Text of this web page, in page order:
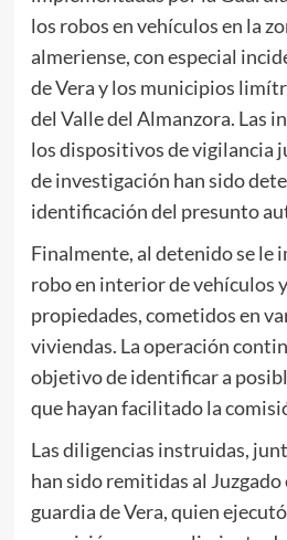
los robos en vehículos en la
almeriense, con especial
de Vera y los municipios
del Valle del Almanzora. Las
los dispositivos de vigilancia
de investigación han sido
identificación del presunto
Finalmente, al detenido se le
robo en interior de vehículos
propiedades, cometidos en
viviendas. La operación
objetivo de identificar a
que hayan facilitado la
Las diligencias instruidas,
han sido remitidas al Juzgado
guardia de Vera, quien